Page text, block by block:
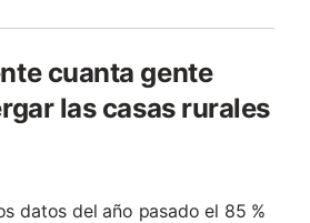
cuanta gente
las casas rurales
datos del año pasado el 85 %